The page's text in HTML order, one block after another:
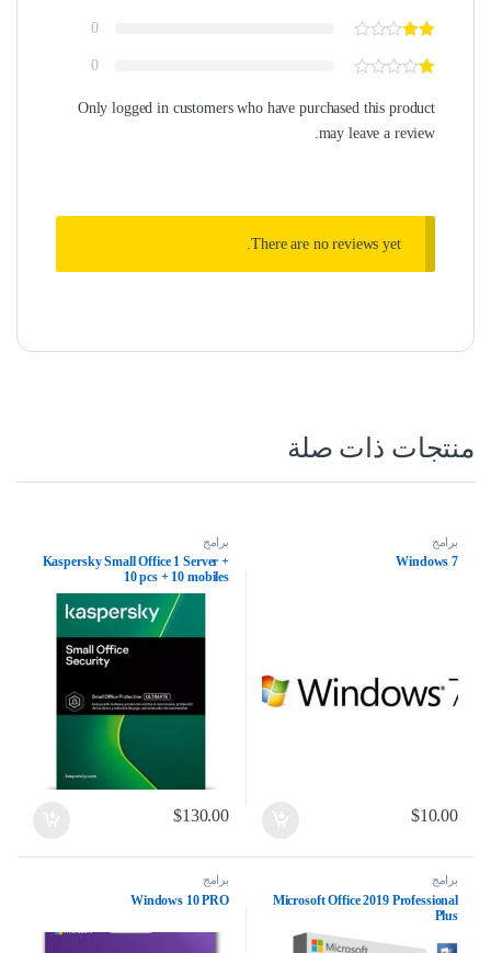
0
0
Only logged in customers who have purchased this product
may leave a review.
There are no reviews yet.
منتجات ذات صلة
برامج
Windows 7
$10.00
برامج
Kaspersky Small Office 1 Server +
10 pcs + 10 mobiles
$130.00
برامج
Microsoft Office 2019 Professional
Plus
برامج
Windows 10 PRO